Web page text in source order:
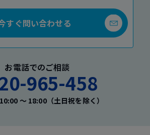
すぐ問い合わせる
お電話でのご相談
965-458
〜 18:00（土日祝を除く）